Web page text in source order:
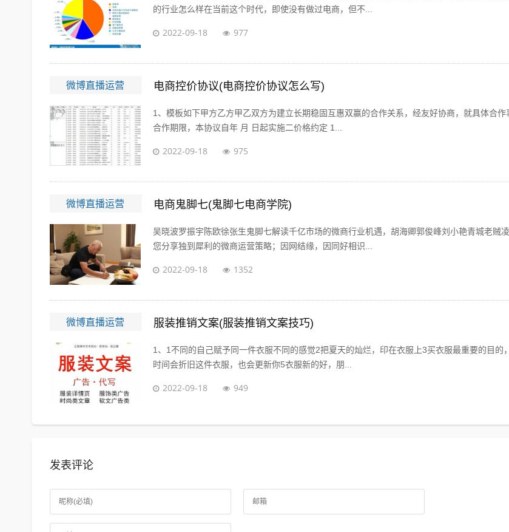
的行业怎么样在当前这个时代，即使没有做过电商，但不...
2022-09-18 977
微博直播运营 电商控价协议(电商控价协议怎么写)
1、模板如下甲方乙方甲乙双方为建立长期稳固互惠双赢的合作关系，经友好协商，就具体合
合作期限，本协议自年 月 日起实施二价格约定 1...
2022-09-18 975
微博直播运营 电商鬼脚七(鬼脚七电商学院)
吴晓波罗振宇陈欧徐张生鬼脚七解读千亿市场的微商行业机遇，胡海卿郭俊峰刘小艳青城老贼
您分享独到犀利的微商运营策略；因网结缘，因同好相识...
2022-09-18 1352
微博直播运营 服装推销文案(服装推销文案技巧)
1、1不同的自己赋予同一件衣服不同的感觉2把夏天的灿烂，印在衣服上3买衣服最重要的目的
时间会折旧这件衣服，也会更新你5衣服新的好，朋...
2022-09-18 949
发表评论